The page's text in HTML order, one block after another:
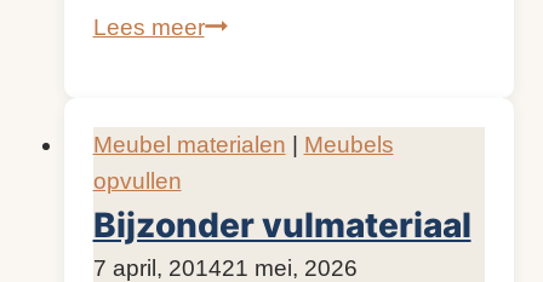
Lees meerZelf
vullen
Meubel materialen
Meubels
opvullen
Bijzonder vulmateriaal
DoorKijkopMeubelen.nl
7 april, 201421 mei, 2026